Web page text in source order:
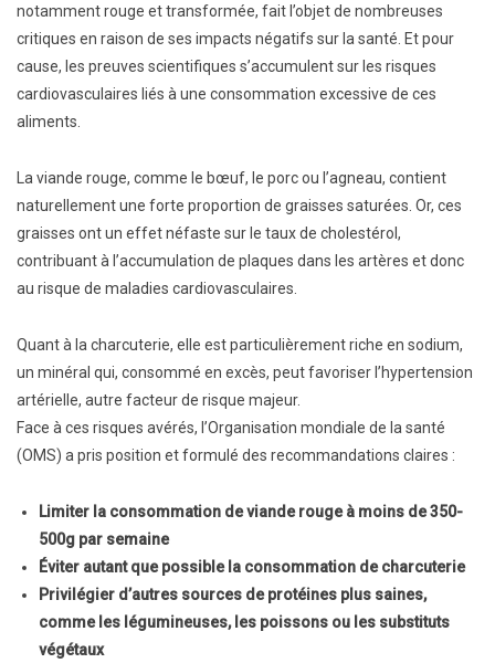
notamment rouge et transformée, fait l’objet de nombreuses
critiques en raison de ses impacts négatifs sur la santé. Et pour
cause, les preuves scientifiques s’accumulent sur les risques
cardiovasculaires liés à une consommation excessive de ces
aliments.
La viande rouge, comme le bœuf, le porc ou l’agneau, contient
naturellement une forte proportion de graisses saturées. Or, ces
graisses ont un effet néfaste sur le taux de cholestérol,
contribuant à l’accumulation de plaques dans les artères et donc
au risque de maladies cardiovasculaires.
Quant à la charcuterie, elle est particulièrement riche en sodium,
un minéral qui, consommé en excès, peut favoriser l’hypertension
artérielle, autre facteur de risque majeur.
Face à ces risques avérés, l’Organisation mondiale de la santé
(OMS) a pris position et formulé des recommandations claires :
Limiter la consommation de viande rouge à moins de 350-
500g par semaine
Éviter autant que possible la consommation de charcuterie
Privilégier d’autres sources de protéines plus saines,
comme les légumineuses, les poissons ou les substituts
végétaux